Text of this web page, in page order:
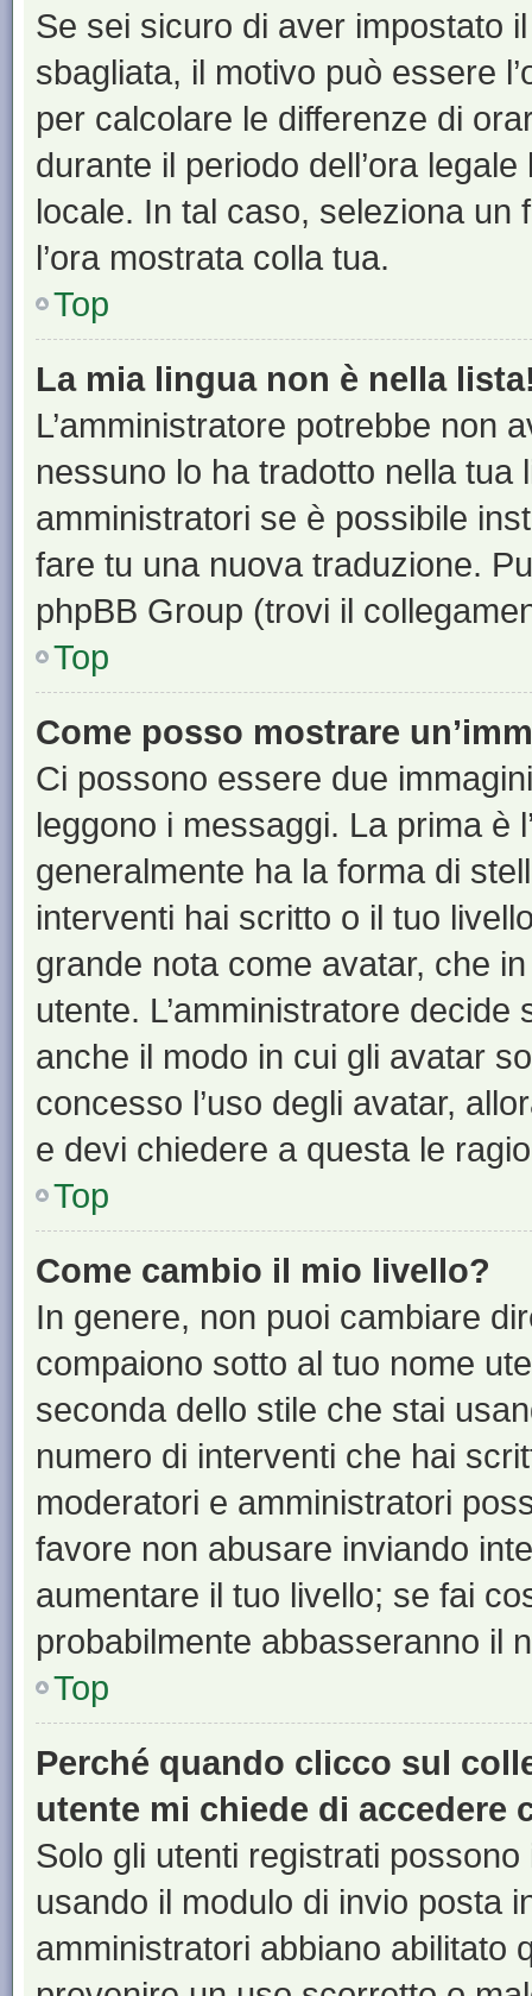
Se sei sicuro di aver impostato
sbagliata, il motivo può essere
per calcolare le differenze di
durante il periodo dell’ora
locale. In tal caso, seleziona
l’ora mostrata colla tua.
Top
La mia lingua non è nella
L’amministratore potrebbe non
nessuno lo ha tradotto nella tua
amministratori se è possibile
fare tu una nuova traduzione.
phpBB Group (trovi il
Top
Come posso mostrare
Ci possono essere due
leggono i messaggi. La prima è
generalmente ha la forma di
interventi hai scritto o il tuo
grande nota come avatar, che
utente. L’amministratore
anche il modo in cui gli avatar
concesso l’uso degli avatar,
e devi chiedere a questa le
Top
Come cambio il mio livello?
In genere, non puoi cambiare
compaiono sotto al tuo nome
seconda dello stile che stai
numero di interventi che hai
moderatori e amministratori
favore non abusare inviando
aumentare il tuo livello; se fai
probabilmente abbasseranno il
Top
Perché quando clicco sul
utente mi chiede di accedere
Solo gli utenti registrati
usando il modulo di invio posta
amministratori abbiano abilitato